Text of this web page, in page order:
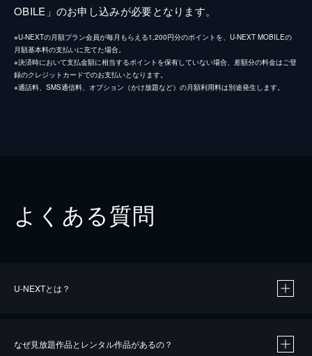
OBILE」のお申し込みが必要となります。
※U-NEXTの月額プラン会員が毎月もらえる1,200円分のポイントを、U-NEXT MOBILEの
月額基本料の支払いに充てた場合。
※決済時において支払金額に相当するポイントを保有していない場合、差額分の料金はご登
録のクレジットカードでのお支払いとなります。
※通話料、SMS通信料、オプション（かけ放題など）の月額利用料は別途発生します。
よくある質問
U-NEXTとは？
なぜ見放題作品とレンタル作品があるの？